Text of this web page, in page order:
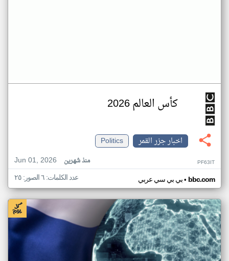
كأس العالم 2026
اخبار جزر القمر
Politics
Jun 01, 2026
منذ شهرين PF63IT
بي بي سي عربي• bbc.com عدد الكلمات: ٦ الصور: ٢٥